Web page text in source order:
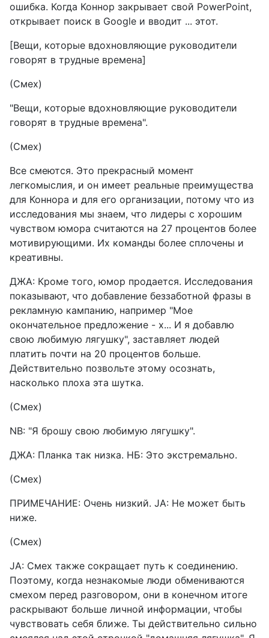
ошибка. Когда Коннор закрывает свой PowerPoint,
открывает поиск в Google и вводит ... этот.
[Вещи, которые вдохновляющие руководители
говорят в трудные времена]
(Смех)
"Вещи, которые вдохновляющие руководители
говорят в трудные времена".
(Смех)
Все смеются. Это прекрасный момент
легкомыслия, и он имеет реальные преимущества
для Коннора и для его организации, потому что из
исследования мы знаем, что лидеры с хорошим
чувством юмора считаются на 27 процентов более
мотивирующими. Их команды более сплочены и
креативны.
ДЖА: Кроме того, юмор продается. Исследования
показывают, что добавление беззаботной фразы в
рекламную кампанию, например "Мое
окончательное предложение - x... И я добавлю
свою любимую лягушку", заставляет людей
платить почти на 20 процентов больше.
Действительно позвольте этому осознать,
насколько плоха эта шутка.
(Смех)
NB: "Я брошу свою любимую лягушку".
ДЖА: Планка так низка. НБ: Это экстремально.
(Смех)
ПРИМЕЧАНИЕ: Очень низкий. JA: Не может быть
ниже.
(Смех)
JA: Смех также сокращает путь к соединению.
Поэтому, когда незнакомые люди обмениваются
смехом перед разговором, они в конечном итоге
раскрывают больше личной информации, чтобы
чувствовать себя ближе. Ты действительно сильно